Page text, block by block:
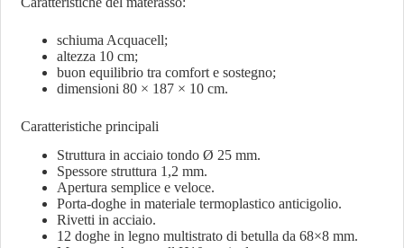
schiuma Acquacell;
altezza 10 cm;
buon equilibrio tra comfort e sostegno;
dimensioni 80 × 187 × 10 cm.
Caratteristiche principali
Struttura in acciaio tondo Ø 25 mm.
Spessore struttura 1,2 mm.
Apertura semplice e veloce.
Porta-doghe in materiale termoplastico anticigolio.
Rivetti in acciaio.
12 doghe in legno multistrato di betulla da 68×8 mm.